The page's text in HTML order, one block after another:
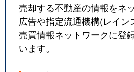
売却する不動産の情報をネ
広告や指定流通機構(レイン
売買情報ネットワークに登
います。